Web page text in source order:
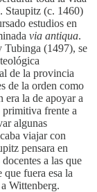
Staupitz (c. 1460)
estudios en
via antiqua.
Tubinga (1497), se
de la provincia
de la orden como
era la de apoyar a
primitiva frente a
algunas
viajar con
pensara en
a las que
fuera esa la
Wittenberg.